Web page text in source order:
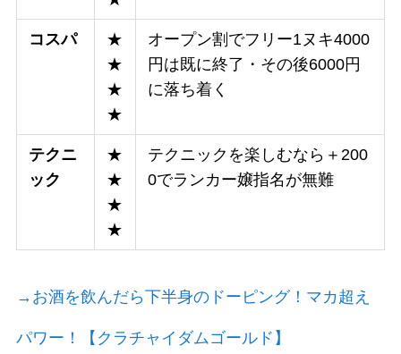
コスパ
★
★
★
★
オープン割でフリー1ヌキ4000
円は既に終了・その後6000円
に落ち着く
テクニ
ック
★
★
★
★
テクニックを楽しむなら＋200
0でランカー嬢指名が無難
→お酒を飲んだら下半身のドーピング！マカ超え
パワー！【クラチャイダムゴールド】